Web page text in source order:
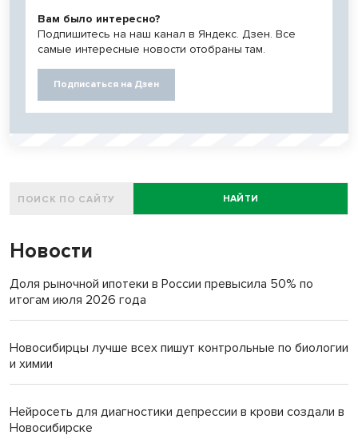
Вам было интересно?
Подпишитесь на наш канал в Яндекс. Дзен. Все
самые интересные новости отобраны там.
Подписаться на Дзен
НАЙТИ
Новости
Доля рыночной ипотеки в России превысила 50% по
итогам июля 2026 года
Новосибирцы лучше всех пишут контрольные по биологии
и химии
Нейросеть для диагностики депрессии в крови создали в
Новосибирске